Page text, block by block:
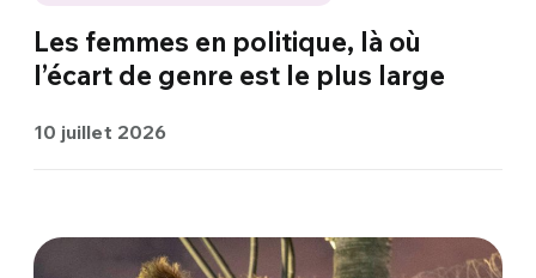
Les femmes en politique, là où
l’écart de genre est le plus large
10 juillet 2026